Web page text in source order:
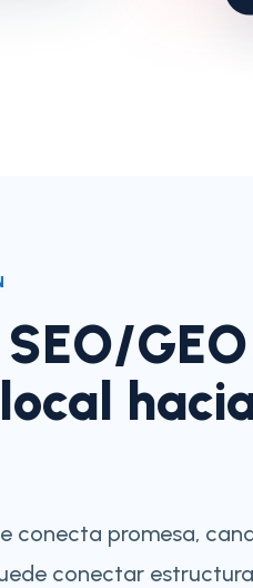
conecta promesa,
conectar